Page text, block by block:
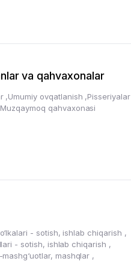
va qahvaxonalar
,Umumiy ovqatlanish ,Pisseriyalar
Muzqaymoq qahvaxonasi
- sotish, ishlab chiqarish ,
- sotish, ishlab chiqarish ,
mashqlar ,